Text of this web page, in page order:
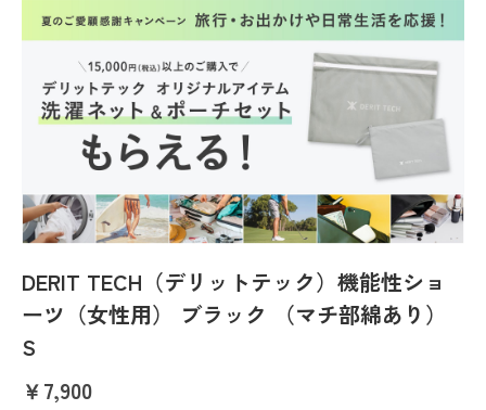
DERIT TECH（デリットテック）機能性ショ
ーツ（女性用） ブラック （マチ部綿あり）
S
￥7,900